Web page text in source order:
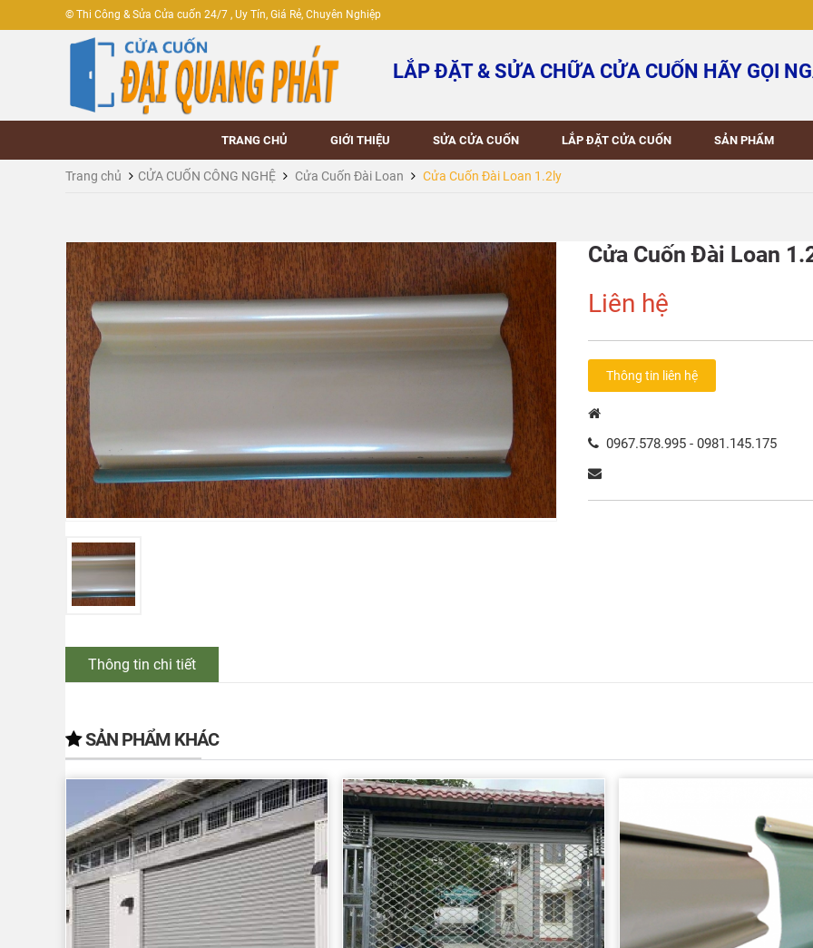
© Thi Công & Sửa Cửa cuốn 24/7 , Uy Tín, Giá Rẻ, Chuyên Nghiệp
LẮP ĐẶT & SỬA CHỮA CỬA CUỐN HÃY GỌI
TRANG CHỦ GIỚI THIỆU SỬA CỬA CUỐN LẮP ĐẶT CỬA CUỐN SẢN PHẨM
Trang chủ CỬA CUỐN CÔNG NGHỆ Cửa Cuốn Đài Loan Cửa Cuốn Đài Loan 1.2ly
Cửa Cuốn Đài Loan
Liên hệ
Thông tin liên hệ
0967.578.995 - 0981.145.175
Thông tin chi tiết
SẢN PHẨM KHÁC